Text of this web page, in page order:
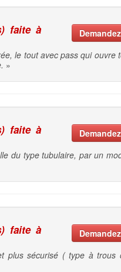
faite à
le tout avec pass qui ouvre
»
faite à
du type tubulaire, par un
faite à
plus sécurisé ( type à trous